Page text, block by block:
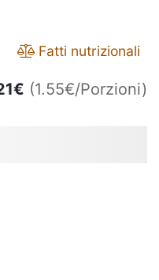
Fatti nutrizionali
€ (1.55€/Porzioni)